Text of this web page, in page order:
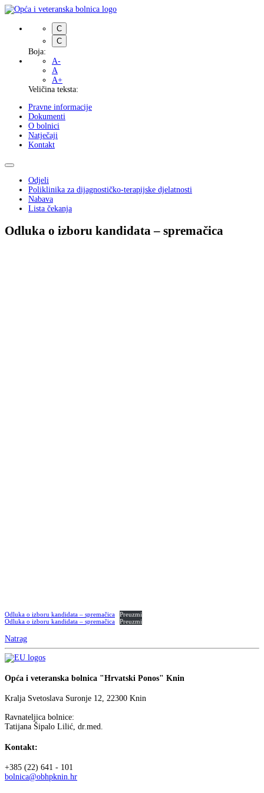
C
C
Boja:
A-
A
A+
Veličina teksta:
Pravne informacije
Dokumenti
O bolnici
Natječaji
Kontakt
Odjeli
Poliklinika za dijagnostičko-terapijske djelatnosti
Nabava
Lista čekanja
Odluka o izboru kandidata – spremačica
Odluka o izboru kandidata – spremačica
Preuzmi
Odluka o izboru kandidata – spremačica
Preuzmi
Natrag
Opća i veteranska bolnica "Hrvatski Ponos" Knin
Kralja Svetoslava Suronje 12, 22300 Knin
Ravnateljica bolnice:
Tatijana Šipalo Lilić, dr.med.
Kontakt:
+385 (22) 641 - 101
bolnica@obhpknin.hr